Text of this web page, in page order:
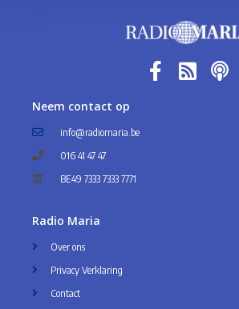
Neem contact op
info@radiomaria.be
016 41 47 47
BE49 7333 7333 7771
Radio Maria
Over ons
Privacy Verklaring
Contact